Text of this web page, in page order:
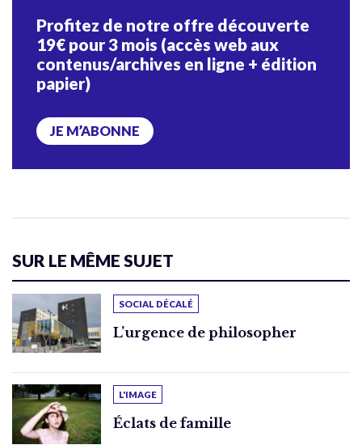
Profitez de notre offre découverte
19€ pour 3 mois (accès web aux
contenus/archives en ligne + édition
papier)
JE M’ABONNE
SUR LE MÊME SUJET
SOCIAL DÉCALÉ
L’urgence de philosopher
L'IMAGE
Éclats de famille